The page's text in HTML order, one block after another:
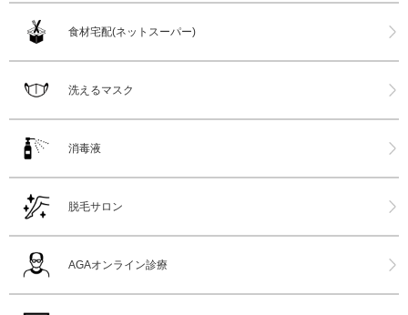
食材宅配(ネットスーパー)
洗えるマスク
消毒液
脱毛サロン
AGAオンライン診療